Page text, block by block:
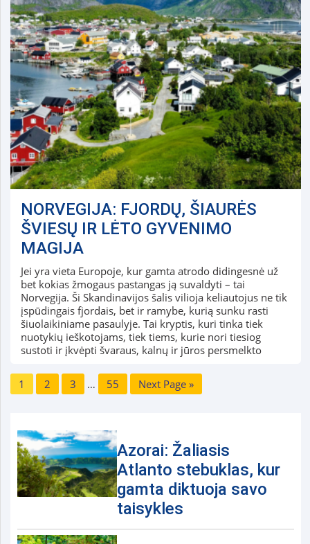
NORVEGIJA: FJORDŲ, ŠIAURĖS
ŠVIESŲ IR LĖTO GYVENIMO
MAGIJA
Jei yra vieta Europoje, kur gamta atrodo didingesnė už
bet kokias žmogaus pastangas ją suvaldyti – tai
Norvegija. Ši Skandinavijos šalis vilioja keliautojus ne tik
įspūdingais fjordais, bet ir ramybe, kurią sunku rasti
šiuolaikiniame pasaulyje. Tai kryptis, kuri tinka tiek
nuotykių ieškotojams, tiek tiems, kurie nori tiesiog
sustoti ir įkvėpti švaraus, kalnų ir jūros persmelkto
1 2 3 … 55 Next Page »
Azorai: Žaliasis
Atlanto stebuklas, kur
gamta diktuoja savo
taisykles